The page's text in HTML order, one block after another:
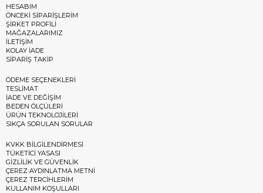
HESABIM
ÖNCEKİ SİPARİŞLERİM
ŞİRKET PROFİLİ
MAĞAZALARIMIZ
İLETİŞİM
KOLAY İADE
SİPARİŞ TAKİP
ÖDEME SEÇENEKLERİ
TESLİMAT
İADE VE DEĞİŞİM
BEDEN ÖLÇÜLERİ
ÜRÜN TEKNOLOJİLERİ
SIKÇA SORULAN SORULAR
KVKK BİLGİLENDİRMESİ
TÜKETİCİ YASASI
GİZLİLİK VE GÜVENLİK
ÇEREZ AYDINLATMA METNİ
ÇEREZ TERCİHLERİM
KULLANIM KOŞULLARI